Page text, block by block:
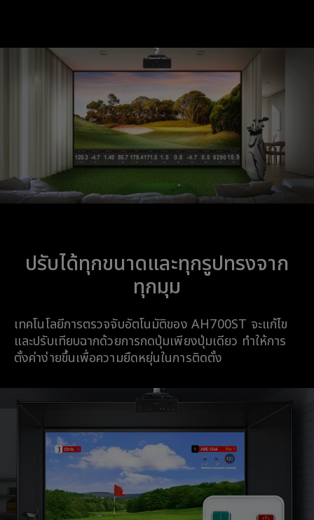
ปรับได้ทุกขนาดและทุกรูปทรงจาก
ทุกมุม
เทคโนโลยีการตรวจจับอัตโนมัติของ AH700ST จะแก้ไข
และปรับเทียบฉากด้วยการกดปุ่มเพียงปุ่มเดียว ทำให้การ
ตั้งค่าง่ายขึ้นเพื่อความยืดหยุ่นในการติดตั้ง